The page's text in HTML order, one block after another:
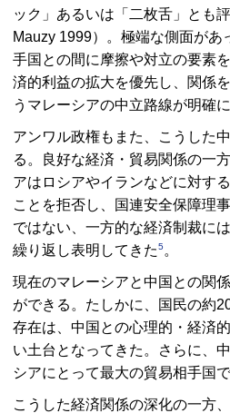
ック」あるいは「二枚舌」とも
Mauzy 1999）。極端な側面があ
手国との間に摩擦や対立の要素
済的利益の拡大を優先し、関係
うマレーシアの中立路線が明確
アンワル政権もまた、こうした
る。良好な経済・貿易関係の一
アはロシアやイランなどに対す
ことを拒否し、国連安全保障理
ではない、一方的な経済制裁に
繰り返し表明してきた5。
現在のマレーシアと中国との関
ができる。たしかに、国民の約
存在は、中国との心理的・経済
い土台となってきた。さらに、
シアにとって最大の貿易相手国で
こうした経済関係の深化の一方